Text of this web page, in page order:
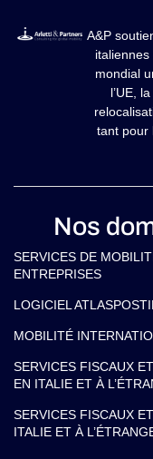
A&P
mondial
l’UE,
tant pour
Nos
SERVICES DE
ENTREPRISES
LOGICIEL
MOBILITÉ
SERVICES FISCAUX
EN ITALIE ET À
SERVICES FISCAUX
ITALIE ET À